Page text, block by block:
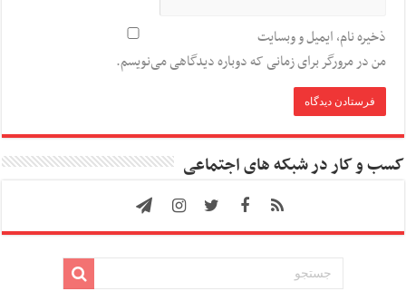
ذخیره نام، ایمیل و وبسایت
من در مرورگر برای زمانی که دوباره دیدگاهی می‌نویسم.
کسب و کار در شبکه های اجتماعی